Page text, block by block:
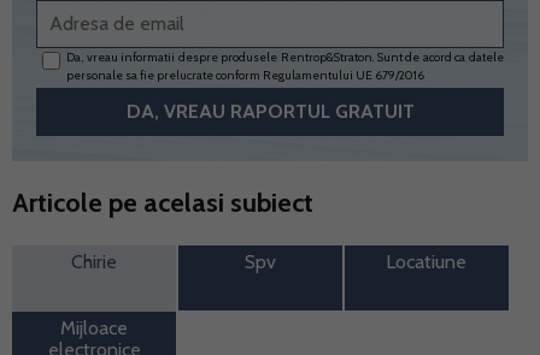
Da, vreau informatii despre produsele Rentrop&Straton. Sunt de acord ca datele
personale sa fie prelucrate conform Regulamentului UE 679/2016
Articole pe acelasi subiect
Chirie Spv Locatiune
Mijloace
electronice